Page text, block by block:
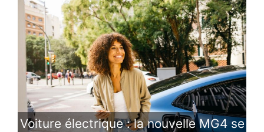
Voiture électrique : la nouvelle MG4 se